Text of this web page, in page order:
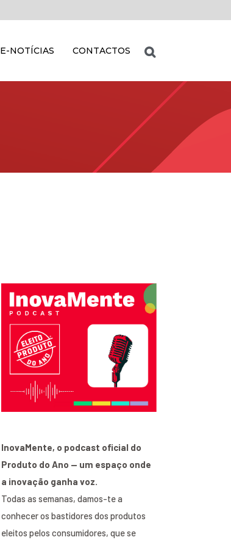
E-NOTÍCIAS CONTACTOS
InovaMente, o podcast oficial do
Produto do Ano — um espaço onde
a inovação ganha voz.
Todas as semanas, damos-te a
conhecer os bastidores dos produtos
eleitos pelos consumidores, que se